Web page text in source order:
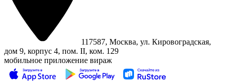
117587, Москва, ул. Кировоградская,
дом 9, корпус 4, пом. II, ком. 129
мобильное приложение вираж